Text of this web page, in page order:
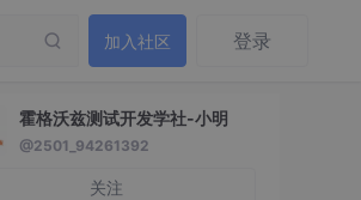
加入社区 登录
霍格沃兹测试开发学社-小明
@2501_94261392
关注